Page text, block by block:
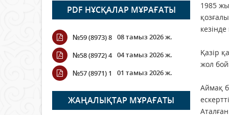
Open Air: Қызылорда
облысы полиция
департаменті 20 мыңнан
астам көрерменнің
қауіпсіздігін қамтамасыз етті
ҚАЛАЙ ӨТЕДІ?
06 тамыз 2026 ж. 266
PDF НҰСҚАЛАР МҰРАҒАТЫ
№59 (8973) 8 08 тамыз 2026 ж.
№58 (8972) 4 04 тамыз 2026 ж.
№57 (8971) 1
01 тамыз 2026 ж.
ЖАҢАЛЫҚТАР МҰРАҒАТЫ
1985
Қазір
жол
Аймақ